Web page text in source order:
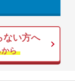
ない方へ
ら